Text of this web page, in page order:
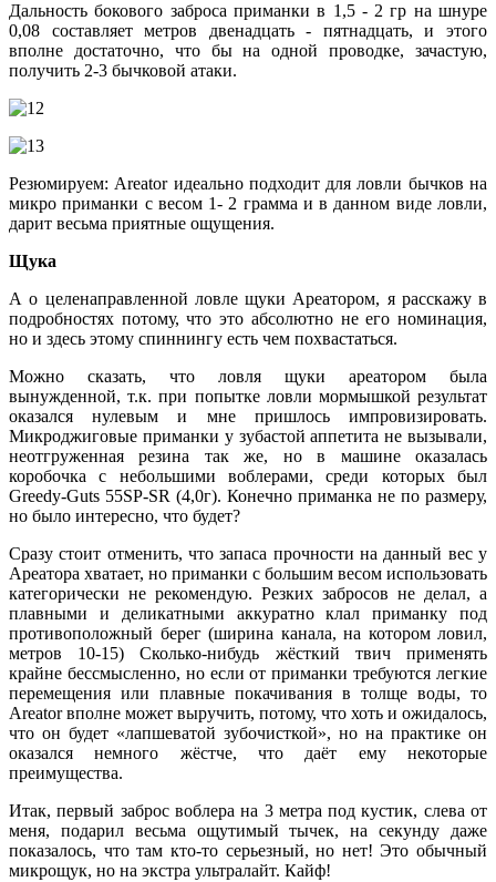
Дальность бокового заброса приманки в 1,5 - 2 гр на шнуре
0,08 составляет метров двенадцать - пятнадцать, и этого
вполне достаточно, что бы на одной проводке, зачастую,
получить 2-3 бычковой атаки.
Резюмируем: Areator идеально подходит для ловли бычков на
микро приманки с весом 1- 2 грамма и в данном виде ловли,
дарит весьма приятные ощущения.
Щука
А о целенаправленной ловле щуки Ареатором, я расскажу в
подробностях потому, что это абсолютно не его номинация,
но и здесь этому спиннингу есть чем похвастаться.
Можно сказать, что ловля щуки ареатором была
вынужденной, т.к. при попытке ловли мормышкой результат
оказался нулевым и мне пришлось импровизировать.
Микроджиговые приманки у зубастой аппетита не вызывали,
неотгруженная резина так же, но в машине оказалась
коробочка с небольшими воблерами, среди которых был
Greedy-Guts 55SP-SR (4,0г). Конечно приманка не по размеру,
но было интересно, что будет?
Сразу стоит отменить, что запаса прочности на данный вес у
Ареатора хватает, но приманки с большим весом использовать
категорически не рекомендую. Резких забросов не делал, а
плавными и деликатными аккуратно клал приманку под
противоположный берег (ширина канала, на котором ловил,
метров 10-15) Сколько-нибудь жёсткий твич применять
крайне бессмысленно, но если от приманки требуются легкие
перемещения или плавные покачивания в толще воды, то
Areator вполне может выручить, потому, что хоть и ожидалось,
что он будет «лапшеватой зубочисткой», но на практике он
оказался немного жёстче, что даёт ему некоторые
преимущества.
Итак, первый заброс воблера на 3 метра под кустик, слева от
меня, подарил весьма ощутимый тычек, на секунду даже
показалось, что там кто-то серьезный, но нет! Это обычный
микрощук, но на экстра ультралайт. Кайф!